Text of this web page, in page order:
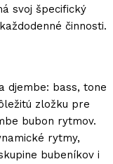
svoj špecifický
činnosti.
djembe: bass, tone
zložku pre
bubon rytmov.
rytmy,
bubeníkov i